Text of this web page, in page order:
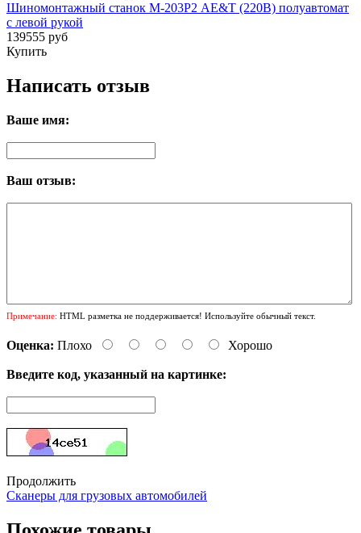
Шиномонтажный станок М-203Р2 AE&T (220В) полуавтомат
с левой рукой
139555 руб
Купить
Написать отзыв
Ваше имя:
Ваш отзыв:
Примечание: HTML разметка не поддерживается! Используйте обычный текст.
Оценка: Плохо Хорошо
Введите код, указанный на картинке:
Продолжить
Сканеры для грузовых автомобилей